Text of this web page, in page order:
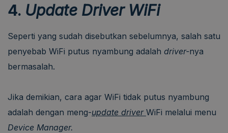
4. Update Driver WiFi
Seperti yang sudah disebutkan sebelumnya, salah satu
penyebab WiFi putus nyambung adalah driver-nya
bermasalah.
Jika demikian, cara agar WiFi tidak putus nyambung
adalah dengan meng-update driver WiFi melalui menu
Device Manager.